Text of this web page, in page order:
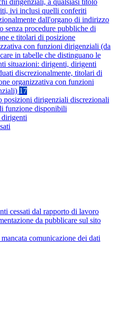
dirigenziali, a qualsiasi titolo
ivi inclusi quelli conferiti
dall'organo di indirizzo
senza procedure pubbliche di
e titolari di posizione
con funzioni dirigenziali (da
in tabelle che distinguano le
situazioni: dirigenti, dirigenti
discrezionalmente, titolari di
organizzativa con funzioni
17
posizioni dirigenziali discrezionali
funzione disponibili
cessati dal rapporto di lavoro
da pubblicare sul sito
comunicazione dei dati